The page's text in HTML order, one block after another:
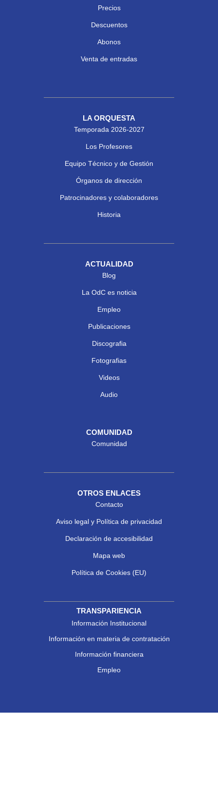
Precios
Descuentos
Abonos
Venta de entradas
LA ORQUESTA
Temporada 2026-2027
Los Profesores
Equipo Técnico y de Gestión
Órganos de dirección
Patrocinadores y colaboradores
Historia
ACTUALIDAD
Blog
La OdC es noticia
Empleo
Publicaciones
Discografia
Fotografias
Videos
Audio
COMUNIDAD
Comunidad
OTROS ENLACES
Contacto
Aviso legal y Política de privacidad
Declaración de accesibilidad
Mapa web
Política de Cookies (EU)
TRANSPARIENCIA
Información Institucional
Información en materia de contratación
Información financiera
Empleo